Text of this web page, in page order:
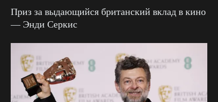
Приз за выдающийся британский вклад в кино
— Энди Серкис